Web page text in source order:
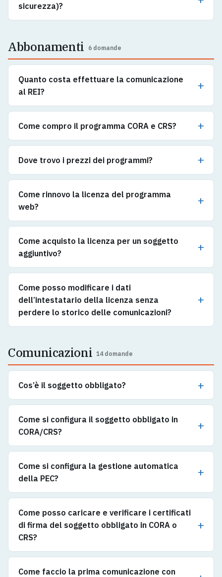
sicurezza)?
Abbonamenti 6 domande
Quanto costa effettuare la comunicazione
al REI?
Come compro il programma CORA e CRS?
Dove trovo i prezzi dei programmi?
Come rinnovo la licenza del programma
web?
Come acquisto la licenza per un soggetto
aggiuntivo?
Come posso modificare i dati
dell’intestatario della licenza senza
perdere lo storico delle comunicazioni?
Comunicazioni 14 domande
Cos’è il soggetto obbligato?
Come si configura il soggetto obbligato in
CORA/CRS?
Come si configura la gestione automatica
della PEC?
Come posso caricare e verificare i certificati
di firma del soggetto obbligato in CORA o
CRS?
Come faccio la prima comunicazione con